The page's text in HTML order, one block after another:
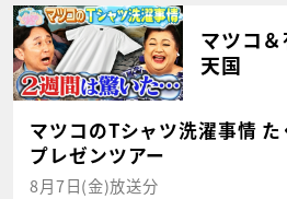
マツコ
天国
マツコのTシャツ洗濯事情
プレゼンツアー
8月7日(金)放送分